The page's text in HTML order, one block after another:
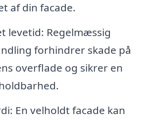
af din facade.
levetid: Regelmæssig
forhindrer skade på
overflade og sikrer en
En velholdt facade kan